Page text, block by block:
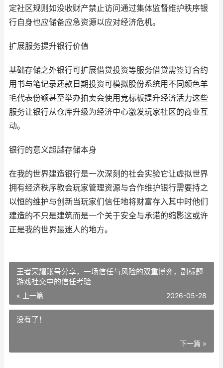
定社区规则如没收财产禁止访问通过集体监督维护秩序银
行自身也应储备应急资源以应对经济危机。
扩展服务提升银行价值
基础存储之外银行可扩展借贷投资等服务借贷需签订合约
用书与笔记录还款日期投资可模拟股份系统用不同颜色羊
毛代表份额甚至举办拍卖会使用竞标板提升经济活力这些
服务让银行从仓库升级为经济中心激发玩家社区的商业互
动。
银行的意义超越存储本身
在我的世界建造银行是一次深刻的社会实验它让虚拟世界
拥有经济秩序教会玩家管理资源与合作维护银行需要持之
以恒的维护与创新当玩家们信任地将财富存入其中时他们
建造的不只是建筑而是一个关于安全与承诺的缩影这或许
正是我的世界最迷人的地方。
王者荣耀账号分享，一场信任与风险的双重博弈，副标题
游戏社交中的信任考验
« 上一篇 2026-05-28
没有了！
下一篇 »